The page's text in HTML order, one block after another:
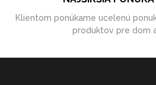
Klientom ponúkame ucelenú
produktov pre dom